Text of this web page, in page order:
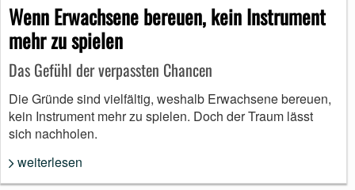
Wenn Erwachsene bereuen, kein Instrument
mehr zu spielen
Das Gefühl der verpassten Chancen
Die Gründe sind vielfältig, weshalb Erwachsene bereuen,
kein Instrument mehr zu spielen. Doch der Traum lässt
sich nachholen.
weiterlesen